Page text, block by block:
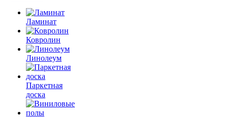
Ламинат
Ковролин
Линолеум
Паркетная
доска